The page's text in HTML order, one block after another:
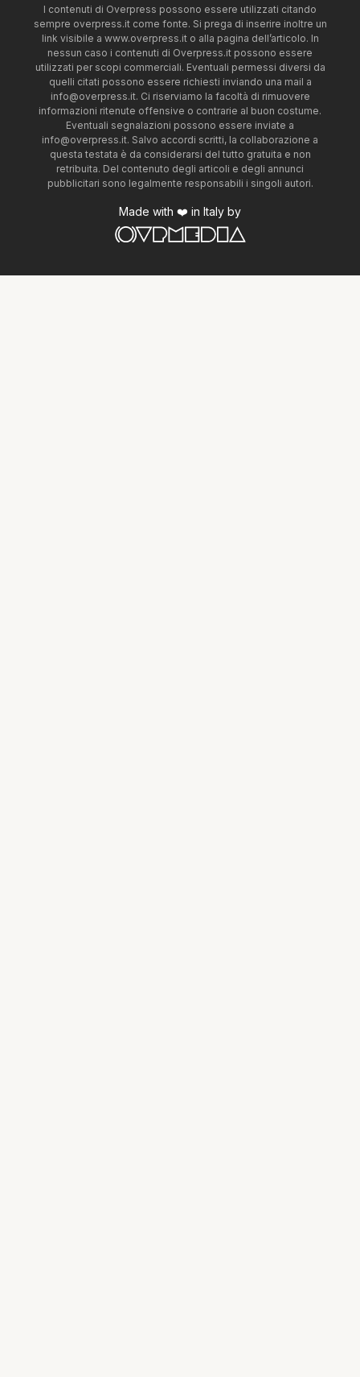
I contenuti di Overpress possono essere utilizzati citando
sempre overpress.it come fonte. Si prega di inserire inoltre un
link visibile a www.overpress.it o alla pagina dell’articolo. In
nessun caso i contenuti di Overpress.it possono essere
utilizzati per scopi commerciali. Eventuali permessi diversi da
quelli citati possono essere richiesti inviando una mail a
info@overpress.it. Ci riserviamo la facoltà di rimuovere
informazioni ritenute offensive o contrarie al buon costume.
Eventuali segnalazioni possono essere inviate a
info@overpress.it. Salvo accordi scritti, la collaborazione a
questa testata è da considerarsi del tutto gratuita e non
retribuita. Del contenuto degli articoli e degli annunci
pubblicitari sono legalmente responsabili i singoli autori.
Made with ❤️ in Italy by